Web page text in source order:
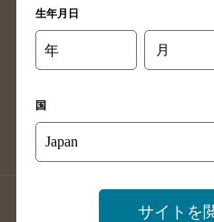
高知県のバー検索
長崎県のバー検索
店舗登録方法のご案内
生年月日
年 月
国
サイトを